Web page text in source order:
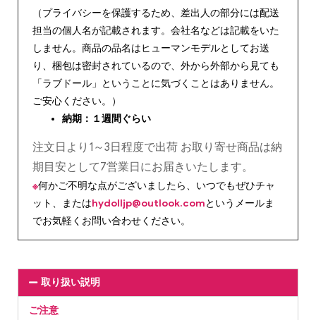
（プライバシーを保護するため、差出人の部分には配送
担当の個人名が記載されます。会社名などは記載をいた
しません。商品の品名はヒューマンモデルとしてお送
り、梱包は密封されているので、外から外部から見ても
「ラブドール」ということに気づくことはありません。
ご安心ください。）
納期：１週間ぐらい
注文日より1～3日程度で出荷 お取り寄せ商品は納
期目安として7営業日にお届きいたします。
※何かご不明な点がございましたら、いつでもぜひチャ
ット、またはhydolljp@outlook.comというメールま
でお気軽くお問い合わせください。
取り扱い説明
ご注意